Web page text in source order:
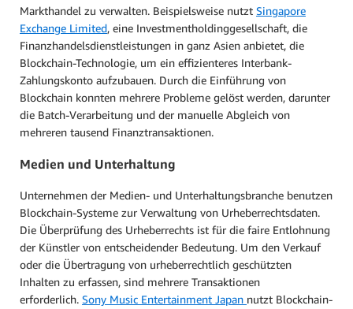
Markthandel zu verwalten. Beispielsweise nutzt Singapore
Exchange Limited, eine Investmentholdinggesellschaft, die
Finanzhandelsdienstleistungen in ganz Asien anbietet, die
Blockchain-Technologie, um ein effizienteres Interbank-
Zahlungskonto aufzubauen. Durch die Einführung von
Blockchain konnten mehrere Probleme gelöst werden, darunter
die Batch-Verarbeitung und der manuelle Abgleich von
mehreren tausend Finanztransaktionen.
Medien und Unterhaltung
Unternehmen der Medien- und Unterhaltungsbranche benutzen
Blockchain-Systeme zur Verwaltung von Urheberrechtsdaten.
Die Überprüfung des Urheberrechts ist für die faire Entlohnung
der Künstler von entscheidender Bedeutung. Um den Verkauf
oder die Übertragung von urheberrechtlich geschützten
Inhalten zu erfassen, sind mehrere Transaktionen
erforderlich. Sony Music Entertainment Japan nutzt Blockchain-